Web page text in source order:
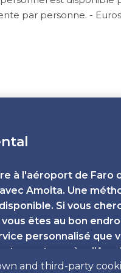
and third-party
par personne. -
à l'aéroport de Faro
Amoita. Une
Si vous
vous êtes au bon
personnalisé que
auprès
local,